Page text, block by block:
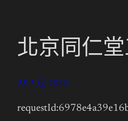
北京同仁
28 1 月, 2026